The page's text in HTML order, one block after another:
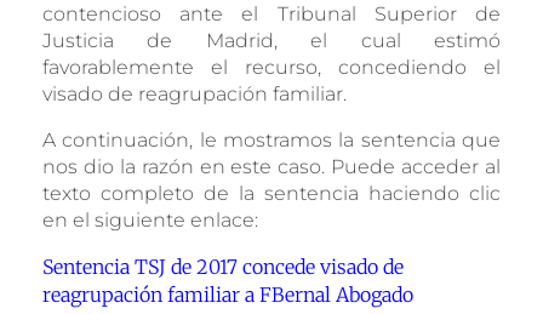
contencioso ante el Tribunal Superior de
Justicia de Madrid, el cual estimó
favorablemente el recurso, concediendo el
visado de reagrupación familiar.
A continuación, le mostramos la sentencia que
nos dio la razón en este caso. Puede acceder al
texto completo de la sentencia haciendo clic
en el siguiente enlace:
Sentencia TSJ de 2017 concede visado de
reagrupación familiar a FBernal Abogado